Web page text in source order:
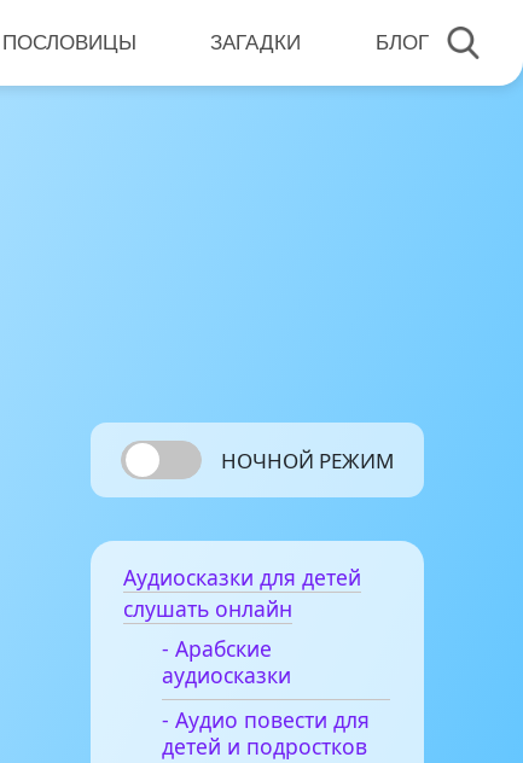
ПОСЛОВИЦЫ ЗАГАДКИ БЛОГ
НОЧНОЙ РЕЖИМ
Аудиосказки для детей
слушать онлайн
- Арабские
аудиосказки
- Аудио повести для
детей и подростков